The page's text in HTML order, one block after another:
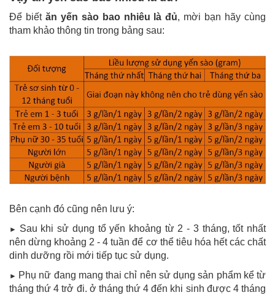
Để biết ăn yến sào bao nhiêu là đủ, mời bạn hãy cùng
tham khảo thông tin trong bảng sau:
Bên cạnh đó cũng nên lưu ý:
► Sau khi sử dụng tổ yến khoảng từ 2 - 3 tháng, tốt nhất
nên dừng khoảng 2 - 4 tuần để cơ thể tiêu hóa hết các chất
dinh dưỡng rồi mới tiếp tục sử dụng.
► Phụ nữ đang mang thai chỉ nên sử dụng sản phẩm kể từ
tháng thứ 4 trở đi. ở tháng thứ 4 đến khi sinh được 4 tháng